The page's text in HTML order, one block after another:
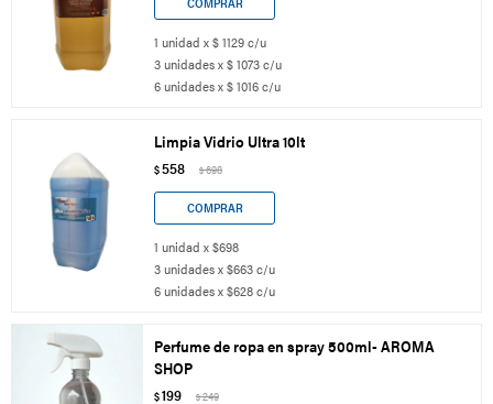
1 unidad x $ 1129 c/u
3 unidades x $ 1073 c/u
6 unidades x $ 1016 c/u
Limpia Vidrio Ultra 10lt
$558 $698
1 unidad x $698
3 unidades x $663 c/u
6 unidades x $628 c/u
Perfume de ropa en spray 500ml- AROMA
SHOP
$199 $249